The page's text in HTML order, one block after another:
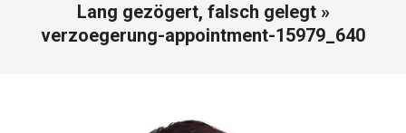
Lang gezögert, falsch gelegt »
verzoegerung-appointment-15979_640